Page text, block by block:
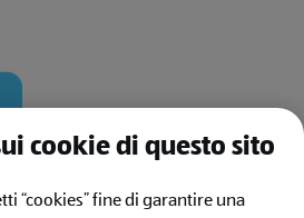
cookie di questo sito
“cookies” fine di garantire una